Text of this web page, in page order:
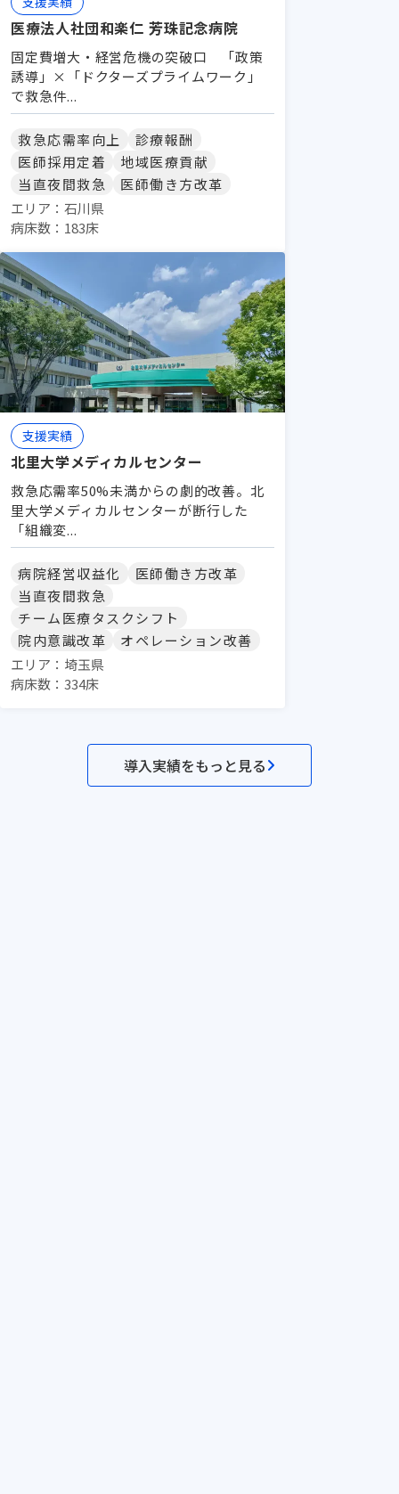
医療法人社団和楽仁 芳珠記念病院
固定費増大・経営危機の突破口 「政策
誘導」×「ドクターズプライムワーク」
で救急件...
救急応需率向上
診療報酬
医師採用定着
地域医療貢献
当直夜間救急
医師働き方改革
エリア：石川県
病床数：183床
支援実績
北里大学メディカルセンター
救急応需率50%未満からの劇的改善。北
里大学メディカルセンターが断行した
「組織変...
病院経営収益化
医師働き方改革
当直夜間救急
チーム医療タスクシフト
院内意識改革
オペレーション改善
エリア：埼玉県
病床数：334床
導入実績をもっと見る